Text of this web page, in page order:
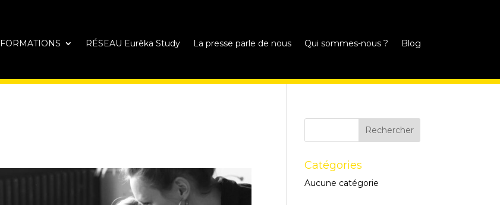
FORMATIONS RÉSEAU Eurêka Study La presse parle de nous Qui sommes-nous ? Blog
Catégories
Aucune catégorie